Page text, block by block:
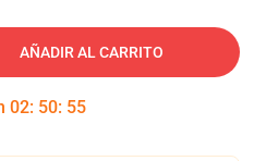
AÑADIR AL CARRITO
02: 50: 54